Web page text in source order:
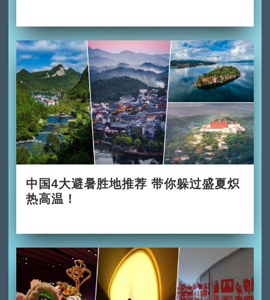
中国4大避暑胜地推荐 带你躲过盛夏炽
热高温！